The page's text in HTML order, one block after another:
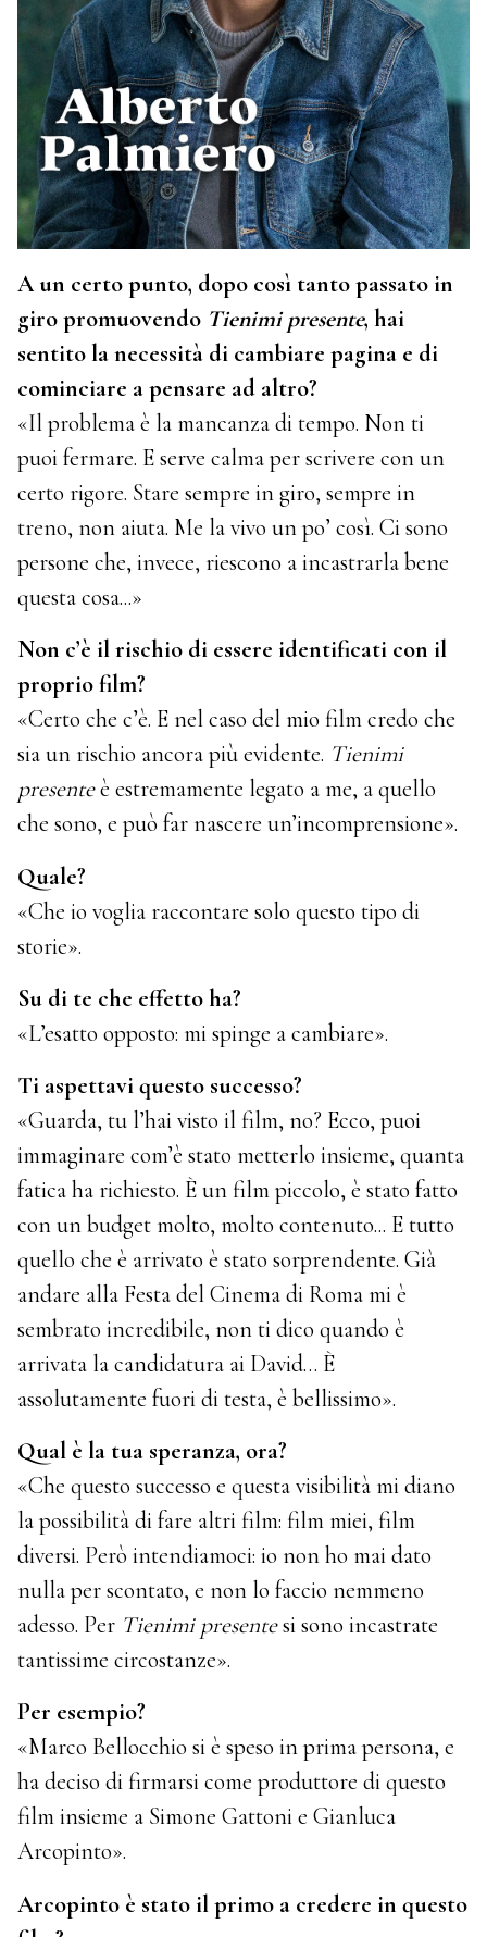
A un certo punto, dopo così tanto passato in
giro promuovendo Tienimi presente, hai
sentito la necessità di cambiare pagina e di
cominciare a pensare ad altro?
«Il problema è la mancanza di tempo. Non ti
puoi fermare. E serve calma per scrivere con un
certo rigore. Stare sempre in giro, sempre in
treno, non aiuta. Me la vivo un po’ così. Ci sono
persone che, invece, riescono a incastrarla bene
questa cosa...»
Non c’è il rischio di essere identificati con il
proprio film?
«Certo che c’è. E nel caso del mio film credo che
sia un rischio ancora più evidente. Tienimi
presenteè estremamente legato a me, a quello
che sono, e può far nascere un’incomprensione».
Quale?
«Che io voglia raccontare solo questo tipo di
storie».
Su di te che effetto ha?
«L’esatto opposto: mi spinge a cambiare».
Ti aspettavi questo successo?
«Guarda, tu l’hai visto il film, no? Ecco, puoi
immaginare com’è stato metterlo insieme, quanta
fatica ha richiesto. È un film piccolo, è stato fatto
con un budget molto, molto contenuto... E tutto
quello che è arrivato è stato sorprendente. Già
andare alla Festa del Cinema di Roma mi è
sembrato incredibile, non ti dico quando è
arrivata la candidatura ai David… È
assolutamente fuori di testa, è bellissimo».
Qual è la tua speranza, ora?
«Che questo successo e questa visibilità mi diano
la possibilità di fare altri film: film miei, film
diversi. Però intendiamoci: io non ho mai dato
nulla per scontato, e non lo faccio nemmeno
adesso. Per Tienimi presentesi sono incastrate
tantissime circostanze».
Per esempio?
«Marco Bellocchio si è speso in prima persona, e
ha deciso di firmarsi come produttore di questo
film insieme a Simone Gattoni e Gianluca
Arcopinto».
Arcopinto è stato il primo a credere in questo